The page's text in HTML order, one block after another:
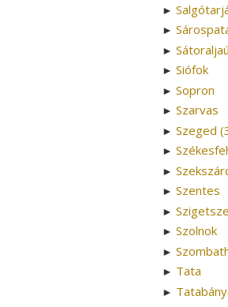
►
►
►
► Siófok
► Sopron
► Szarvas
► Szeged
►
►
► Szentes
►
► Szolnok
►
► Tata
►